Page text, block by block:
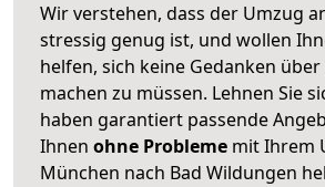
Wir verstehen, dass der Umzug
stressig genug ist, und wollen
helfen, sich keine Gedanken
machen zu müssen. Lehnen Sie
haben garantiert passende
Ihnen ohne Probleme mit Ihrem
München nach Bad Wildungen